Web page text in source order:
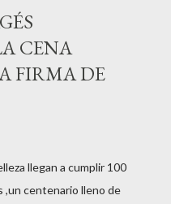
CENA
FIRMA DE
llegan a cumplir 100
,un centenario lleno de